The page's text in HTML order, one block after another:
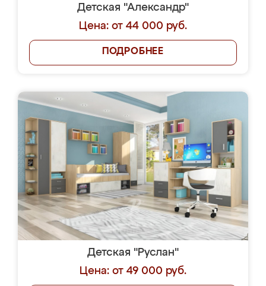
Детская "Александр"
Цена: от 44 000 руб.
ПОДРОБНЕЕ
Детская "Руслан"
Цена: от 49 000 руб.